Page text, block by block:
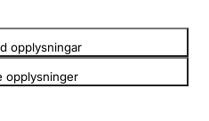
opplysningar
opplysninger